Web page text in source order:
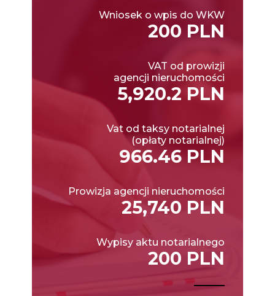
Wniosek o wpis do WKW
200 PLN
VAT od prowizji
agencji nieruchomości
5,920.2 PLN
Vat od taksy notarialnej
(opłaty notarialnej)
966.46 PLN
Prowizja agencji nieruchomości
25,740 PLN
Wypisy aktu notarialnego
200 PLN